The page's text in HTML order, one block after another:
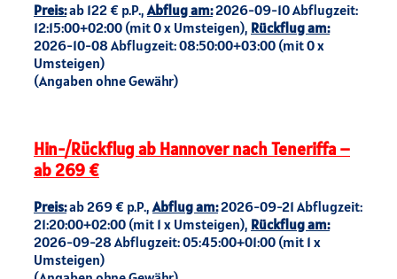
Preis:ab 122 € p.P.,Abflug am:2026-09-10 Abflugzeit:
12:15:00+02:00 (mit 0 x Umsteigen), Rückflug am:
2026-10-08 Abflugzeit: 08:50:00+03:00 (mit 0 x
Umsteigen)
(Angaben ohne Gewähr)
Hin-/Rückflug ab Hannover nach Teneriffa –
ab 269 €
Preis:ab 269 € p.P., Abflug am:2026-09-21 Abflugzeit:
21:20:00+02:00 (mit 1 x Umsteigen), Rückflug am:
2026-09-28 Abflugzeit: 05:45:00+01:00 (mit 1 x
Umsteigen)